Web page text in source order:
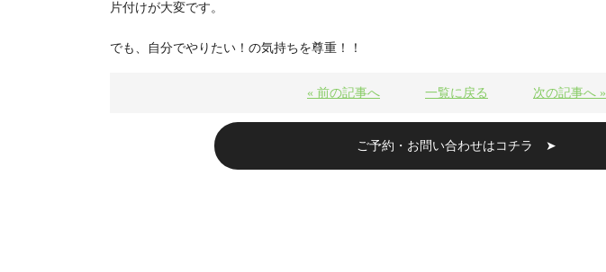
片付けが大変です。
でも、自分でやりたい！の気持ちを尊重！！
« 前の記事へ 一覧に戻る 次の記事へ »
ご予約・お問い合わせはコチラ ➤